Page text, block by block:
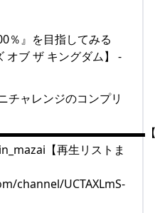
チャレンジのコンプリ
【
【再生リストま
channel/UCTAXLmS-